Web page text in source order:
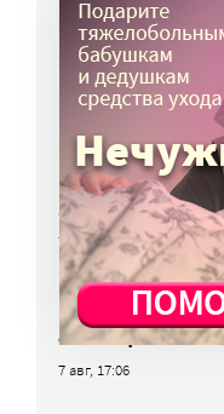
10 авг, 11:15
В Минздраве
приема
10 авг, 10:45
Вторая волна
августа – начале
7 авг, 19:25
Родных, которые
из проблемной
с полицией
7 авг, 17:06